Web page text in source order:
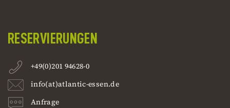
RESERVIERUNGEN
+49(0)201 94628-0
info(at)atlantic-essen.de
Anfrage